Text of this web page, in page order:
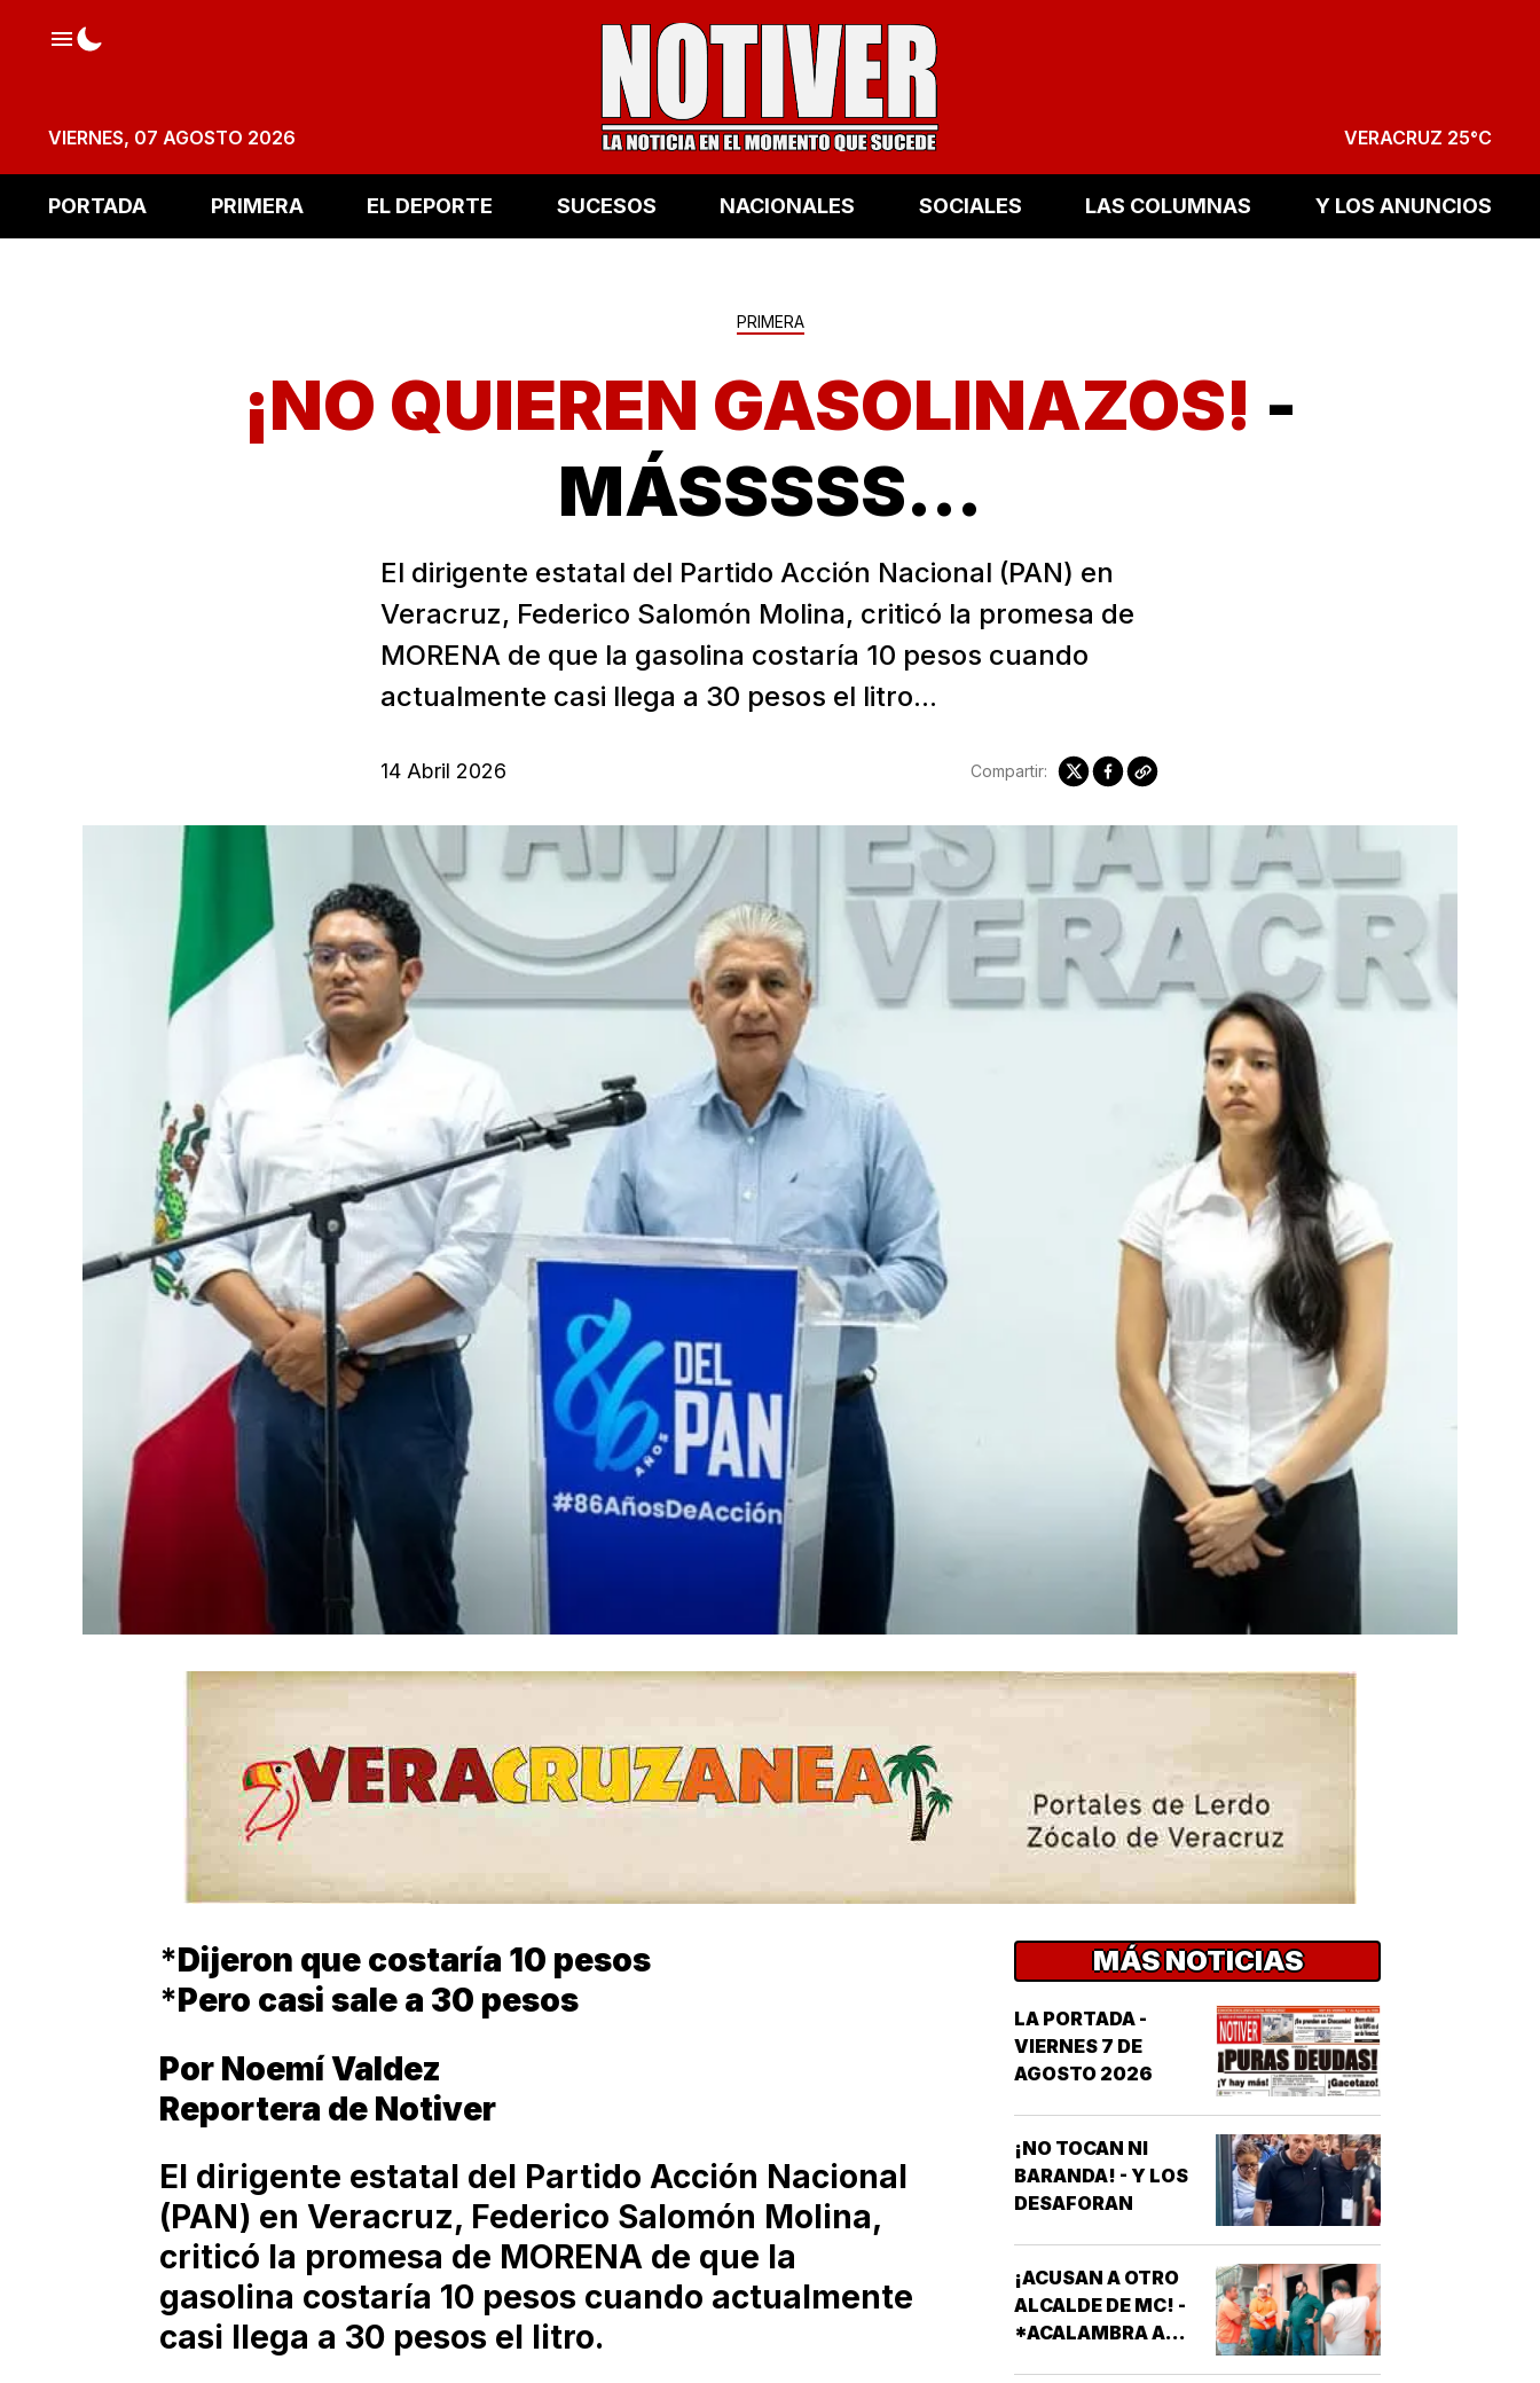
VIERNES, 07 AGOSTO 2026 VERACRUZ 25°C
PORTADA PRIMERA EL DEPORTE SUCESOS NACIONALES SOCIALES LAS COLUMNAS Y LOS ANUNCIOS
PRIMERA
¡NO QUIEREN GASOLINAZOS! -
MÁSSSSS...
El dirigente estatal del Partido Acción Nacional (PAN) en
Veracruz, Federico Salomón Molina, criticó la promesa de
MORENA de que la gasolina costaría 10 pesos cuando
actualmente casi llega a 30 pesos el litro...
14 Abril 2026 Compartir:
*Dijeron que costaría 10 pesos
*Pero casi sale a 30 pesos
Por Noemí Valdez
Reportera de Notiver
El dirigente estatal del Partido Acción Nacional
(PAN) en Veracruz, Federico Salomón Molina,
criticó la promesa de MORENA de que la
gasolina costaría 10 pesos cuando actualmente
casi llega a 30 pesos el litro.
MÁS NOTICIAS
LA PORTADA -
VIERNES 7 DE
AGOSTO 2026
¡NO TOCAN NI
BARANDA! - Y LOS
DESAFORAN
¡ACUSAN A OTRO
ALCALDE DE MC! -
*ACALAMBRA A